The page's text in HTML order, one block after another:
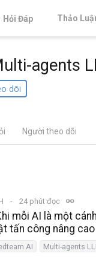
Hỏi Đáp Thảo
agents
dõi
Người theo dõi
24 phút đọc
mỗi AI là một
tấn công nâng cao
AI Multi-agents